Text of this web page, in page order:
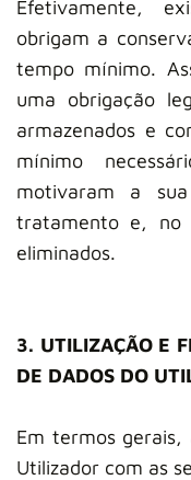
Efetivamente,
obrigam a
tempo mínimo.
uma obrigação
armazenados e
mínimo
motivaram a
tratamento e, no
eliminados.
3. UTILIZAÇÃO E
DE DADOS DO
Em termos gerais,
Utilizador com as